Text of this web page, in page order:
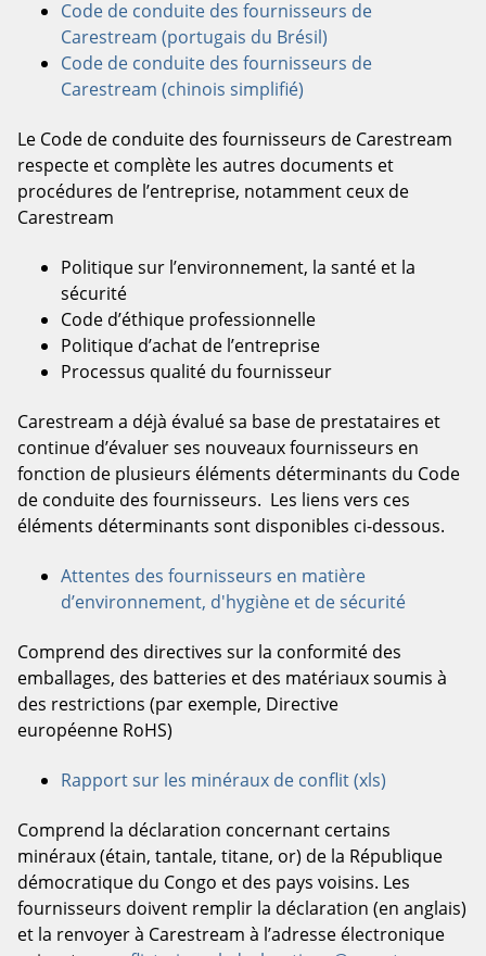
Code de conduite des fournisseurs de
Carestream (portugais du Brésil)
Code de conduite des fournisseurs de
Carestream (chinois simplifié)
Le Code de conduite des fournisseurs de Carestream
respecte et complète les autres documents et
procédures de l’entreprise, notamment ceux de
Carestream
Politique sur l’environnement, la santé et la
sécurité
Code d’éthique professionnelle
Politique d’achat de l’entreprise
Processus qualité du fournisseur
Carestream a déjà évalué sa base de prestataires et
continue d’évaluer ses nouveaux fournisseurs en
fonction de plusieurs éléments déterminants du Code
de conduite des fournisseurs. Les liens vers ces
éléments déterminants sont disponibles ci-dessous.
Attentes des fournisseurs en matière
d’environnement, d'hygiène et de sécurité
Comprend des directives sur la conformité des
emballages, des batteries et des matériaux soumis à
des restrictions (par exemple, Directive
européenne RoHS)
Rapport sur les minéraux de conflit (xls)
Comprend la déclaration concernant certains
minéraux (étain, tantale, titane, or) de la République
démocratique du Congo et des pays voisins. Les
fournisseurs doivent remplir la déclaration (en anglais)
et la renvoyer à Carestream à l’adresse électronique